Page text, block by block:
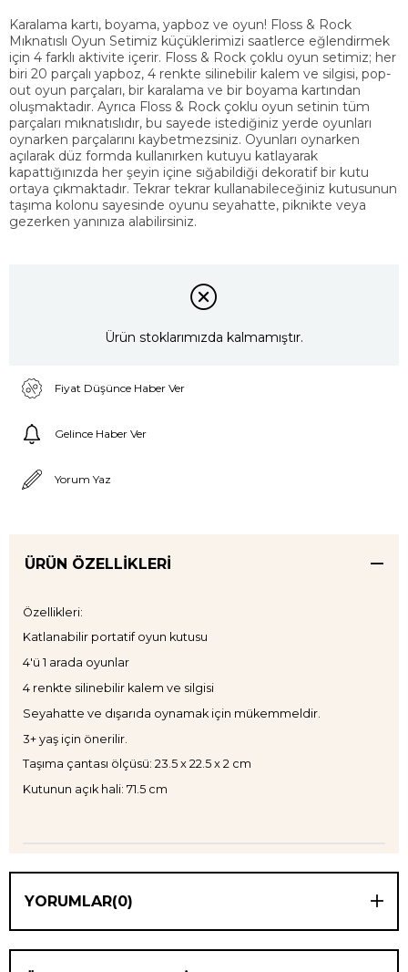
Karalama kartı, boyama, yapboz ve oyun! Floss & Rock
Mıknatıslı Oyun Setimiz küçüklerimizi saatlerce eğlendirmek
için 4 farklı aktivite içerir. Floss & Rock çoklu oyun setimiz; her
biri 20 parçalı yapboz, 4 renkte silinebilir kalem ve silgisi, pop-
out oyun parçaları, bir karalama ve bir boyama kartından
oluşmaktadır. Ayrıca Floss & Rock çoklu oyun setinin tüm
parçaları mıknatıslıdır, bu sayede istediğiniz yerde oyunları
oynarken parçalarını kaybetmezsiniz. Oyunları oynarken
açılarak düz formda kullanırken kutuyu katlayarak
kapattığınızda her şeyin içine sığabildiği dekoratif bir kutu
ortaya çıkmaktadır. Tekrar tekrar kullanabileceğiniz kutusunun
taşıma kolonu sayesinde oyunu seyahatte, piknikte veya
gezerken yanınıza alabilirsiniz.
Ürün stoklarımızda kalmamıştır.
Fiyat Düşünce Haber Ver
Gelince Haber Ver
Yorum Yaz
ÜRÜN ÖZELLIKLERI
Özellikleri:
Katlanabilir portatif oyun kutusu
4'ü 1 arada oyunlar
4 renkte silinebilir kalem ve silgisi
Seyahatte ve dışarıda oynamak için mükemmeldir.
3+ yaş için önerilir.
Taşıma çantası ölçüsü: 23.5 x 22.5 x 2 cm
Kutunun açık hali: 71.5 cm
YORUMLAR(0)